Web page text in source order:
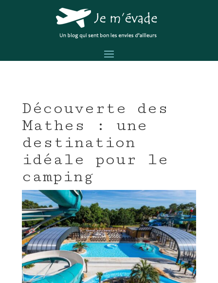
Découverte des
Mathes : une
destination
idéale pour le
camping